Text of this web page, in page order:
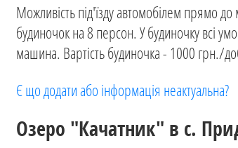
Можливість під'їзду автомобілем прямо
будиночок на 8 персон. У будиночку всі
машина. Вартість будиночка - 1000 грн./
Є що додати або інформація неактуальна?
Озеро "Качатник" в с.